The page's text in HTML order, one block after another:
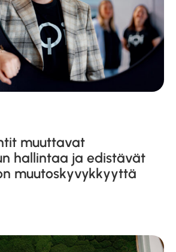
muuttavat
hallintaa ja edistävät
muutoskyvykkyyttä